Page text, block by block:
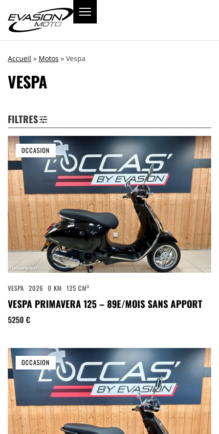
Accueil » Motos » Vespa
VESPA
FILTRES
OCCASION
VESPA 2026 0 KM 125 CM³
VESPA PRIMAVERA 125 – 89E/MOIS SANS APPORT
5250 €
OCCASION